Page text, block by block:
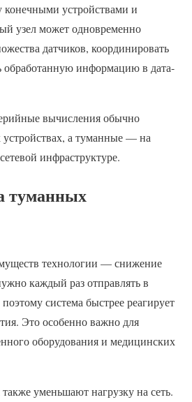
конечными устройствами и
узел может одновременно
датчиков, координировать
обработанную информацию в дата-
вычисления обычно
а туманные — на
инфраструктуре.
туманных
технологии — снижение
каждый раз отправлять в
система быстрее реагирует
Это особенно важно для
оборудования и медицинских
уменьшают нагрузку на сеть.